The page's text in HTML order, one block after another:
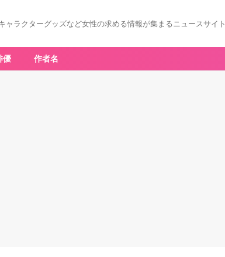
ャラクターグッズなど女性の求める情報が集まるニュースサイト
優 作者名